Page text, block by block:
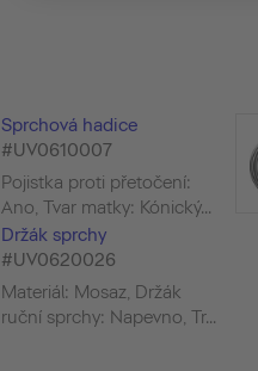
Sprchová hadice
#UV0610007
Pojistka proti přetočení:
Ano, Tvar matky: Kónický...
Držák sprchy
#UV0620026
Materiál: Mosaz, Držák
ruční sprchy: Napevno, Tr...